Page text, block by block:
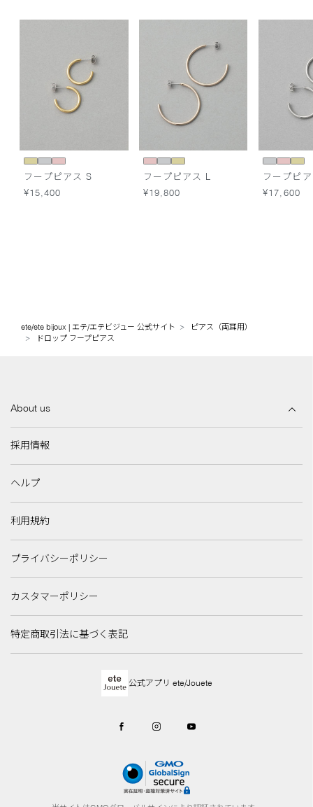
フープピアス S
¥15,400
フープピアス L
¥19,800
フープピ
¥17,600
ete/ete bijoux | エテ/エテビジュー 公式サイト
ピアス（両耳用）
ドロップ フープピアス
About us
採用情報
ヘルプ
利用規約
プライバシーポリシー
カスタマーポリシー
特定商取引法に基づく表記
公式アプリ ete/Jouete